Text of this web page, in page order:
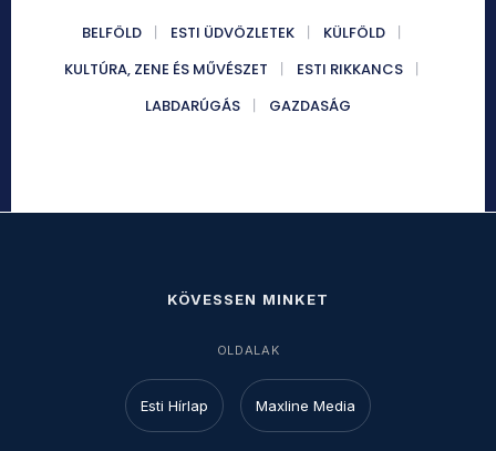
BELFÖLD ESTI ÜDVÖZLETEK
KÜLFÖLD
KULTÚRA, ZENE ÉS MŰVÉSZET
ESTI RIKKANCS
LABDARÚGÁS
GAZDASÁG
KÖVESSEN MINKET
OLDALAK
Esti Hírlap Maxline Media